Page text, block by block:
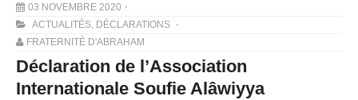
03 NOVEMBRE 2020
ACTUALITÉS, DÉCLARATIONS
FRATERNITÉ D'ABRAHAM
Déclaration de l’Association
Internationale Soufie Alâwiyya